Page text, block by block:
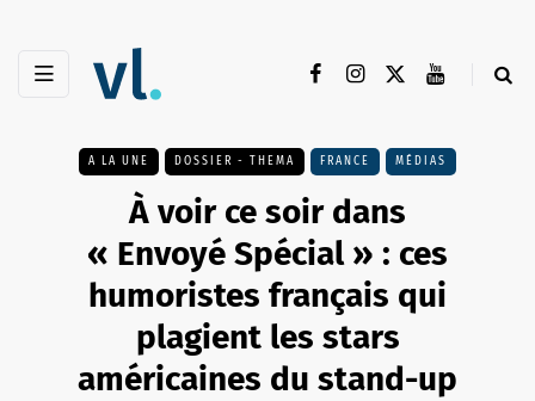
A LA UNE DOSSIER - THEMA FRANCE MÉDIAS
À voir ce soir dans
« Envoyé Spécial » : ces
humoristes français qui
plagient les stars
américaines du stand-up